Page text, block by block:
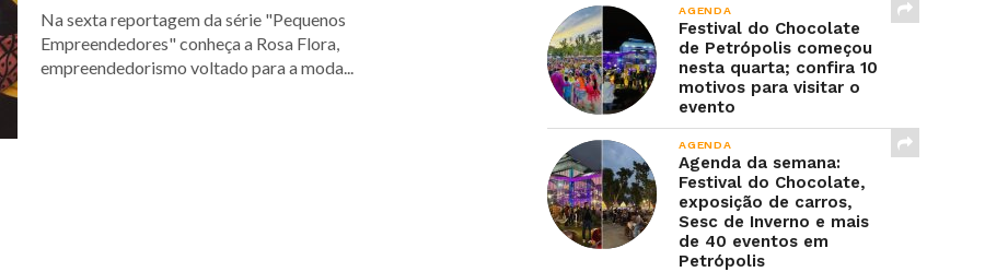
Na sexta reportagem da série "Pequenos
Empreendedores" conheça a Rosa Flora,
empreendedorismo voltado para a moda...
AGENDA
Festival do Chocolate
de Petrópolis começou
nesta quarta; confira 10
motivos para visitar o
evento
AGENDA
Agenda da semana:
Festival do Chocolate,
exposição de carros,
Sesc de Inverno e mais
de 40 eventos em
Petrópolis